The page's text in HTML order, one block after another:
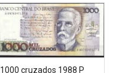
1000 cruzados 1988 P